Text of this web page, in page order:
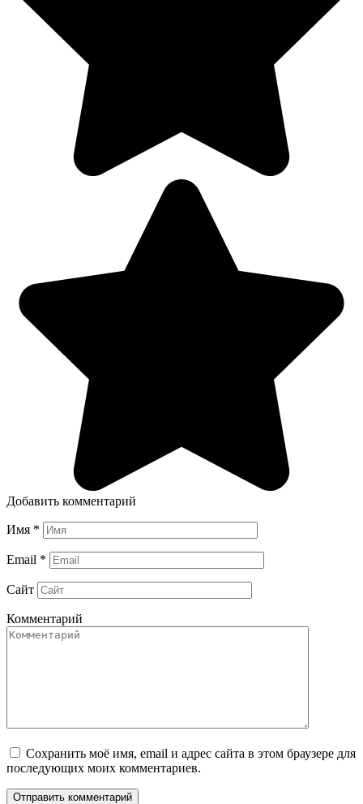
Добавить комментарий
Имя *
Email *
Сайт
Комментарий
Сохранить моё имя, email и адрес сайта в этом браузере для
последующих моих комментариев.